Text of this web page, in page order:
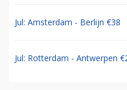
Jul: Amsterdam - Berlijn €38
Jul: Rotterdam - Antwerpen